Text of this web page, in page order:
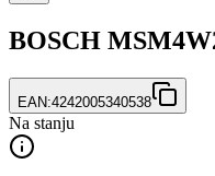
BOSCH
EAN:4242005340538
Na stanju